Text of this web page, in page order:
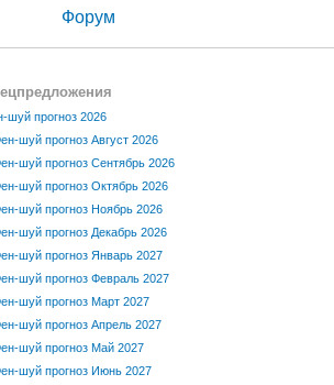
Форум
шуй прогноз 2026
шуй прогноз Август 2026
шуй прогноз Сентябрь 2026
шуй прогноз Октябрь 2026
шуй прогноз Ноябрь 2026
шуй прогноз Декабрь 2026
шуй прогноз Январь 2027
шуй прогноз Февраль 2027
шуй прогноз Март 2027
шуй прогноз Апрель 2027
шуй прогноз Май 2027
шуй прогноз Июнь 2027